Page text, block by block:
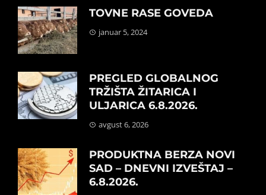
TOVNE RASE GOVEDA
januar 5, 2024
PREGLED GLOBALNOG
TRŽIŠTA ŽITARICA I
ULJARICA 6.8.2026.
avgust 6, 2026
PRODUKTNA BERZA NOVI
SAD – DNEVNI IZVEŠTAJ –
6.8.2026.